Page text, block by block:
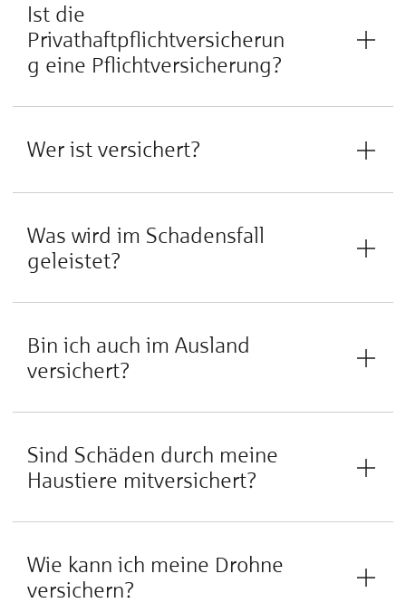
Ist die
Privathaftpflichtversicherun
g eine Pflichtversicherung?
Wer ist versichert?
Was wird im Schadensfall
geleistet?
Bin ich auch im Ausland
versichert?
Sind Schäden durch meine
Haustiere mitversichert?
Wie kann ich meine Drohne
versichern?